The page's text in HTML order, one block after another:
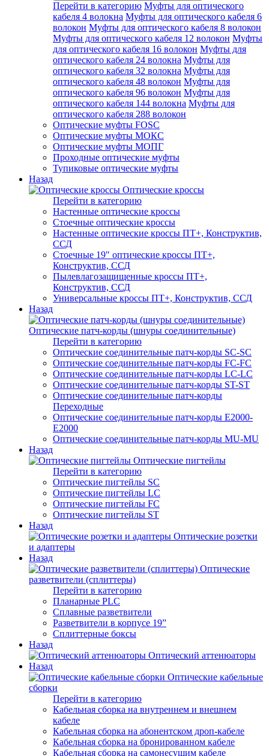
Перейти в категорию Муфты для оптического
кабеля 4 волокна Муфты для оптического кабеля 6
волокон Муфты для оптического кабеля 8 волокон
Муфты для оптического кабеля 12 волокон Муфты
для оптического кабеля 16 волокон Муфты для
оптического кабеля 24 волокна Муфты для
оптического кабеля 32 волокна Муфты для
оптического кабеля 48 волокон Муфты для
оптического кабеля 96 волокон Муфты для
оптического кабеля 144 волокна Муфты для
оптического кабеля 288 волокон
Оптические муфты FOSC
Оптические муфты МОКС
Оптические муфты МОПГ
Проходные оптические муфты
Тупиковые оптические муфты
Назад
Оптические кроссы
Перейти в категорию
Настенные оптические кроссы
Стоечные оптические кроссы
Настенные оптические кроссы ПТ+, Конструктив,
ССД
Стоечные 19" оптические кроссы ПТ+,
Конструктив, ССД
Пылевлагозащищенные кроссы ПТ+,
Конструктив, ССД
Универсальные кроссы ПТ+, Конструктив, ССД
Назад
Оптические патч-корды (шнуры соединительные)
Перейти в категорию
Оптические соединительные патч-корды SC-SC
Оптические соединительные патч-корды FC-FC
Оптические соединительные патч-корды LC-LC
Оптические соединительные патч-корды ST-ST
Оптические соединительные патч-корды
Переходные
Оптические соединительные патч-корды E2000-
E2000
Оптические соединительные патч-корды MU-MU
Назад
Оптические пигтейлы
Перейти в категорию
Оптические пигтейлы SC
Оптические пигтейлы LC
Оптические пигтейлы FC
Оптические пигтейлы ST
Назад
Оптические розетки
и адаптеры
Назад
Оптические
разветвители (сплиттеры)
Перейти в категорию
Планарные PLC
Сплавные разветвители
Разветвители в корпусе 19”
Сплиттерные боксы
Назад
Оптический аттенюаторы
Назад
Оптические кабельные
сборки
Перейти в категорию
Кабельная сборка на внутреннем и внешнем
кабеле
Кабельная сборка на абонентском дроп-кабеле
Кабельная сборка на бронированном кабеле
Кабельная сборка на самонесущим кабеле